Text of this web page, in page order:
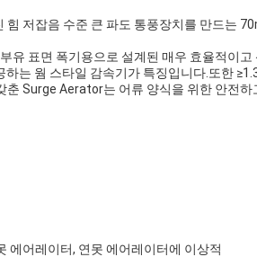
힘 저잡음 수준 큰 파도 통풍장치를 만드는
유 표면 폭기용으로 설계된 매우 효율적이
는 웜 스타일 감속기가 특징입니다.또한
춘 Surge Aerator는 어류 양식을 위한 안전
에어레이터, 연못 에어레이터에 이상적